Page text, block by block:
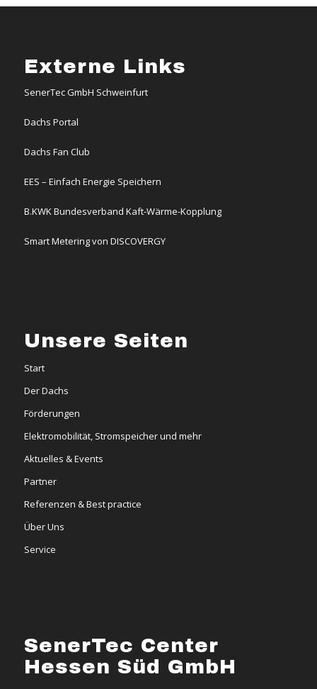
Externe Links
SenerTec GmbH Schweinfurt
Dachs Portal
Dachs Fan Club
EES – Einfach Energie Speichern
B.KWK Bundesverband Kaft-Wärme-Kopplung
Smart Metering von DISCOVERGY
Unsere Seiten
Start
Der Dachs
Förderungen
Elektromobilität, Stromspeicher und mehr
Aktuelles & Events
Partner
Referenzen & Best practice
Über Uns
Service
SenerTec Center
Hessen Süd GmbH